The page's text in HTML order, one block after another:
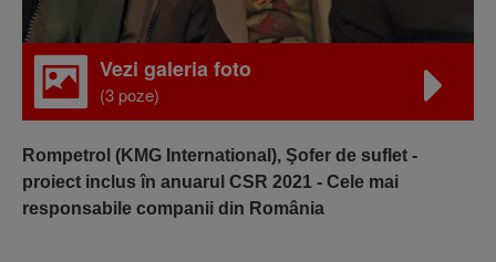
Vezi galeria foto
(3 poze)
Rompetrol (KMG International), Şofer de suflet -
proiect inclus în anuarul CSR 2021 - Cele mai
responsabile companii din România